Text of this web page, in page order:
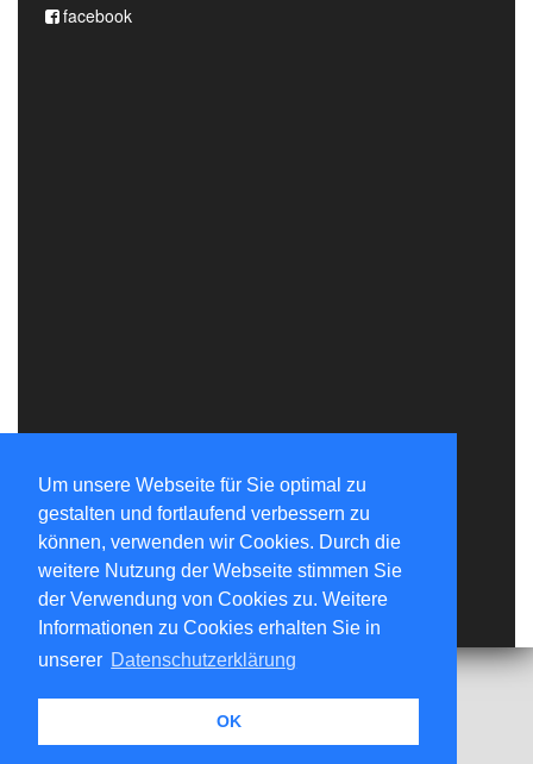
Um unsere Webseite für Sie optimal zu
gestalten und fortlaufend verbessern zu
können, verwenden wir Cookies. Durch die
weitere Nutzung der Webseite stimmen Sie
der Verwendung von Cookies zu. Weitere
Informationen zu Cookies erhalten Sie in
unserer Datenschutzerklärung
OK
facebook